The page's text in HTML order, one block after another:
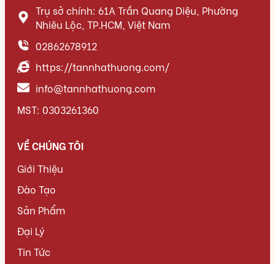
Trụ sở chính: 61A Trần Quang Diệu, Phường
Nhiêu Lộc, TP.HCM, Việt Nam
02862678912
https://tannhathuong.com/
info@tannhathuong.com
MST: 0303261360
VỀ CHÚNG TÔI
Giới Thiệu
Đào Tạo
Sản Phẩm
Đại Lý
Tin Tức